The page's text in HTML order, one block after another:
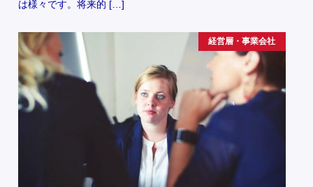
は様々です。将来的 […]
経営層・事業会社